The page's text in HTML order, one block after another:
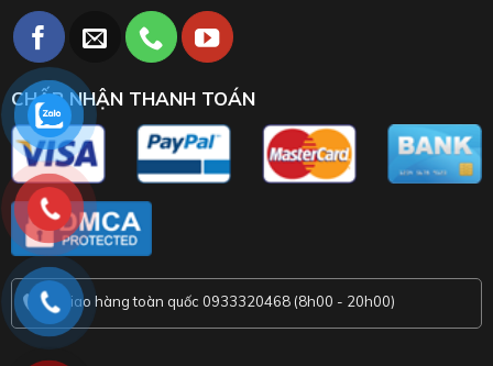
CHẤP NHẬN THANH TOÁN
Giao hàng toàn quốc 0933320468 (8h00 - 20h00)